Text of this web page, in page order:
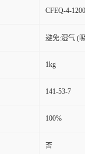
CFEQ-4-
避免:湿气 (
1kg
141-53-7
100%
否